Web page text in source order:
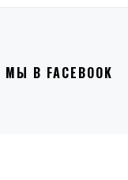
МЫ В FACEBOOK